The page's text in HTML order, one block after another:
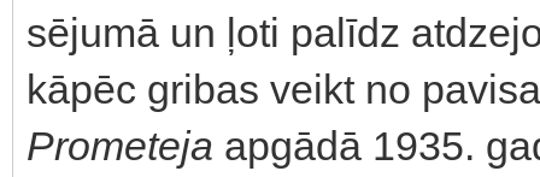
sējumā un ļoti palīdz
kāpēc gribas veikt no
Prometeja apgādā 1935.